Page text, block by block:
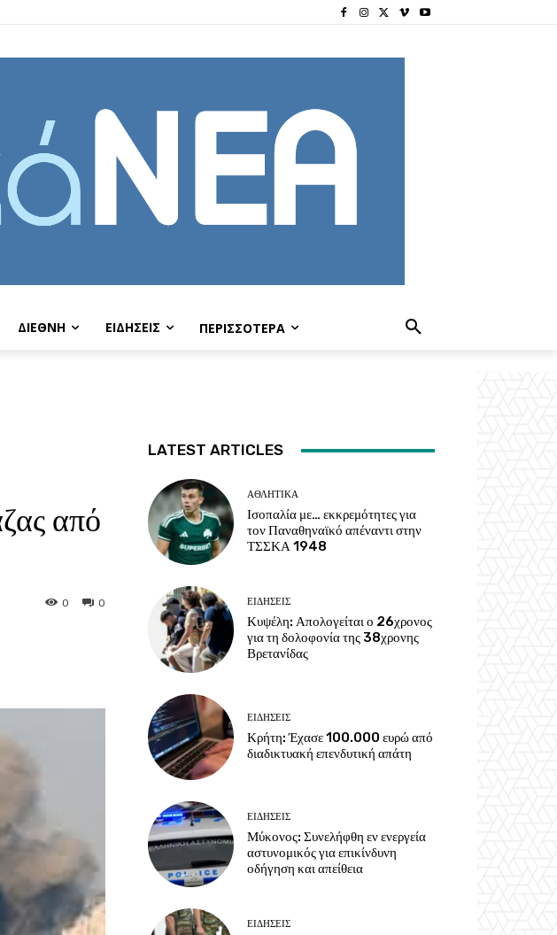
ΔΙΕΘΝΗ EIΔΗΣΕΙΣ ΠΕΡΙΣΣΟΤΕΡΑ
από
0
0
LATEST ARTICLES
ΑΘΛΗΤΙΚΑ
Ισοπαλία με… εκκρεμότητες για
τον Παναθηναϊκό απέναντι στην
ΤΣΣΚΑ 1948
ΕΙΔΗΣΕΙΣ
Κυψέλη: Απολογείται ο 26χρονος
για τη δολοφονία της 38χρονης
Βρετανίδας
ΕΙΔΗΣΕΙΣ
Κρήτη: Έχασε 100.000 ευρώ από
διαδικτυακή επενδυτική απάτη
ΕΙΔΗΣΕΙΣ
Μύκονος: Συνελήφθη εν ενεργεία
αστυνομικός για επικίνδυνη
οδήγηση και απείθεια
ΕΙΔΗΣΕΙΣ